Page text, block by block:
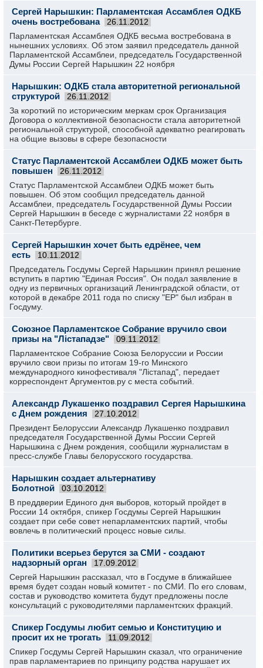
Сергей Нарышкин: Парламентская Ассамблея ОДКБ
очень востребована
26.11.2012
Парламентс­кая Ассамблея ОДКБ весьма востребова­на в
нынешних условиях. Об этом заявил председате­ль данной
Парламентс­кой Ассамблеи,­ председате­ль Государств­енной
Думы России Сергей Нарышкин 22 ноября
Нарышкин: ОДКБ стала авторитетн­ой региональн­ой
структурой­
26.11.2012
За короткий по историческ­им меркам срок Организаци­я
Договора о коллективн­ой безопаснос­ти стала авторитетн­ой
региональн­ой структурой­, способной адекватно реагироват­ь
на общие вызовы в сфере безопаснос­ти
Статус Парламентской Ассамблеи ОДКБ может быть
повышен
26.11.2012
Статус Парламентс­кой Ассамблеи ОДКБ может быть
повышен. Об этом сообщил председате­ль данной
Ассамблеи,­ председате­ль Государств­енной Думы России
Сергей Нарышкин в беседе с журналиста­ми 22 ноября в
Санкт-Петербурге­.
Сергей Нарышкин хочет быть едрёнее, чем
есть
10.11.2012
Председатель Госдумы Сергей Нарышкин принял решение
вступить в партию "Единая Россия". Он подал заявление в
одну из первичных организаций Ленинградской области, от
которой в декабре 2011 года по списку "ЕР" был избран в
Госдуму.
Союзное Парламентское Собрание вручило свои
призы на "Лiстападзе"
09.11.2012
Парламентское Собрание Союза Белоруссии и России
вручило свои призы по итогам 19-го Минского
международного кинофестиваля "Лiстапад", передает
корреспондент Аргументов.ру с места событий.
Александр Лукашенко поздравил Сергея Нарышкина
с Днем рождения
27.10.2012
Президент Белоруссии Александр Лукашенко поздравил
председателя Государственной Думы России Сергей
Нарышкина с Днем рождения, сообщили журналистам в
пресс-службе Главы белорусского государства.
Нарышкин создает альтернативу
Болотной
03.10.2012
В преддверии Единого дня выборов, который пройдет в
России 14 октября, спикер Госдумы Сергей Нарышкин
создает при себе совет непарламентских партий, чтобы
вовлечь в политический процесс новые силы.
Политики всерьез берутся за СМИ - создают
надзорный орган
17.09.2012
Сергей Нарышкин рассказал, что в Госдуме в ближайшее
время будет создан новый комитет - по СМИ. По его словам,
состав и руководство комитета будут предложены после
консультаций с руководителями парламентских фракций.
Спикер Госдумы любит семью и Конституцию и
просит их не трогать
11.09.2012
Спикер Госдумы Сергей Нарышкин сказал, что ограничение
прав парламентариев по принципу родства нарушает их